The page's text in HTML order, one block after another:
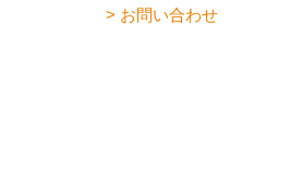
> お問い合わせ